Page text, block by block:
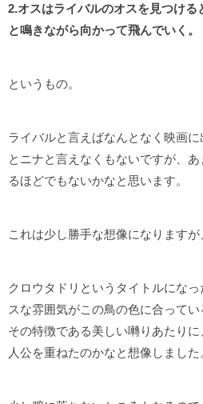
2.オスはライバルのオスを見つける
と鳴きながら向かって飛んでいく。
というもの。
ライバルと言えばなんとなく映画
とニナと言えなくもないですが、
るほどでもないかなと思います。
これは少し勝手な想像になりますが
クロウタドリというタイトルにな
スな雰囲気がこの鳥の色に合ってい
その特徴である美しい囀りあたり
人公を重ねたのかなと想像しました